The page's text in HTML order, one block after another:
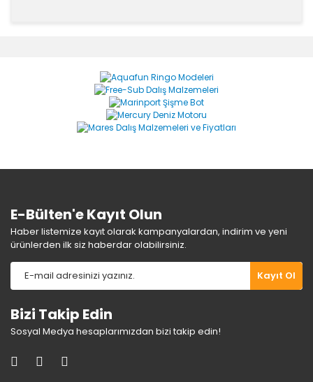
Yorum Yaz
Ürün resmi kalitesiz, bozuk veya görüntülenemiyor.
Ürün açıklamasında eksik bilgiler bulunuyor.
Ürün bilgilerinde hatalar bulunuyor.
E-Bülten'e Kayıt Olun
Haber listemize kayıt olarak kampanyalardan, indirim ve yeni
ürünlerden ilk siz haberdar olabilirsiniz.
Kayıt Ol
Bizi Takip Edin
Sosyal Medya hesaplarımızdan bizi takip edin!